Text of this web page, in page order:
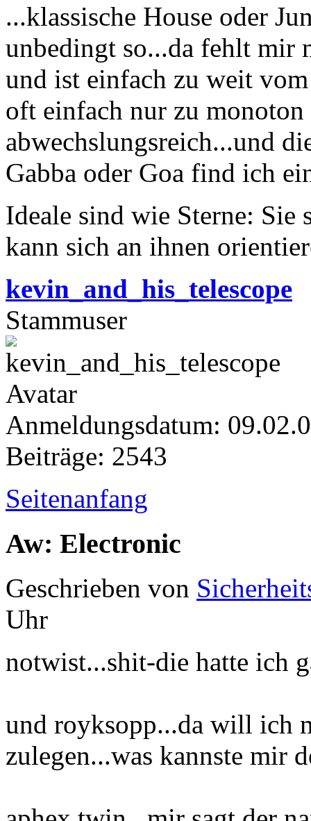
...klassische House oder
unbedingt so...da fehlt mir
und ist einfach zu weit
oft einfach nur zu
abwechslungsreich...und
Gabba oder Goa find ich
Ideale sind wie Sterne: Sie
kann sich an ihnen
kevin_and_his_telescope
Stammuser
Anmeldungsdatum:
Beiträge: 2543
Seitenanfang
Aw: Electronic
Geschrieben von
Uhr
notwist...shit-die hatte ich
und royksopp...da will ich
zulegen...was kannste mir